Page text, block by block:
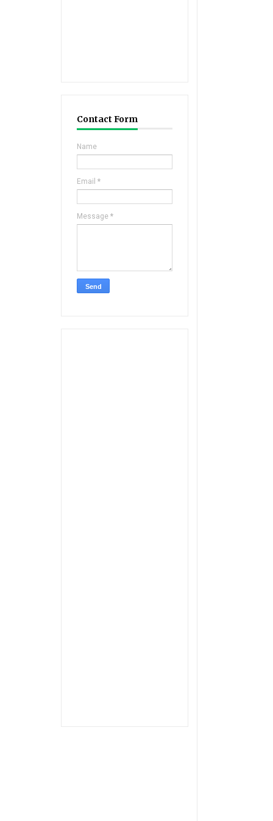
Contact Form
Name
Email *
Message *